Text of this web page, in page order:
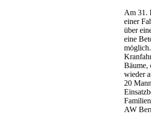
Am 31.
einer
über
eine
Bäume,
wieder
20
AW